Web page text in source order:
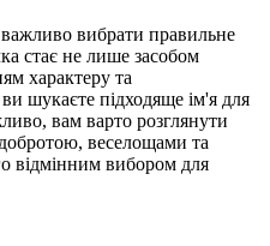
вибрати правильне
стає не лише засобом
характеру та
шукаєте підходяще ім'я для
вам варто розглянути
веселощами та
відмінним вибором для